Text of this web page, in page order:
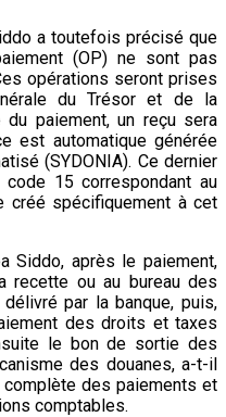
a toutefois précisé que
(OP) ne sont pas
opérations seront prises
du Trésor et de la
du paiement, un reçu sera
est automatique générée
(SYDONIA). Ce dernier
15 correspondant au
créé spécifiquement à cet
Siddo, après le paiement,
recette ou au bureau des
par la banque, puis,
des droits et taxes
le bon de sortie des
des douanes, a-t-il
complète des paiements et
comptables.